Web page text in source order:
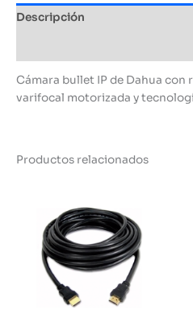
Descripción
Cámara bullet IP de Dahua con
varifocal motorizada y
Productos relacionados